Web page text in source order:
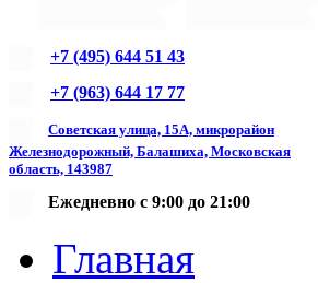
+7 (495) 644 51 43
+7 (963) 644 17 77
Советская улица, 15А, микрорайон
Железнодорожный, Балашиха, Московская
область, 143987
Ежедневно с 9:00 до 21:00
Главная